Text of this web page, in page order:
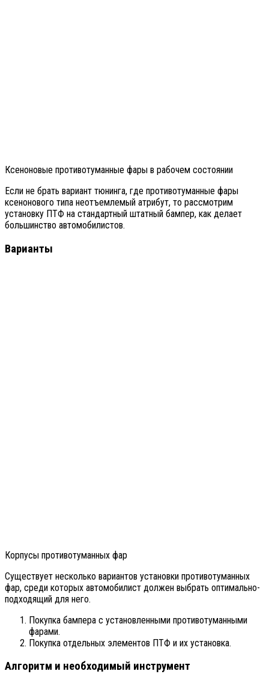
Ксеноновые противотуманные фары в рабочем состоянии
Если не брать вариант тюнинга, где противотуманные фары
ксенонового типа неотъемлемый атрибут, то рассмотрим
установку ПТФ на стандартный штатный бампер, как делает
большинство автомобилистов.
Варианты
Корпусы противотуманных фар
Существует несколько вариантов установки противотуманных
фар, среди которых автомобилист должен выбрать оптимально-
подходящий для него.
Покупка бампера с установленными противотуманными
фарами.
Покупка отдельных элементов ПТФ и их установка.
Алгоритм и необходимый инструмент